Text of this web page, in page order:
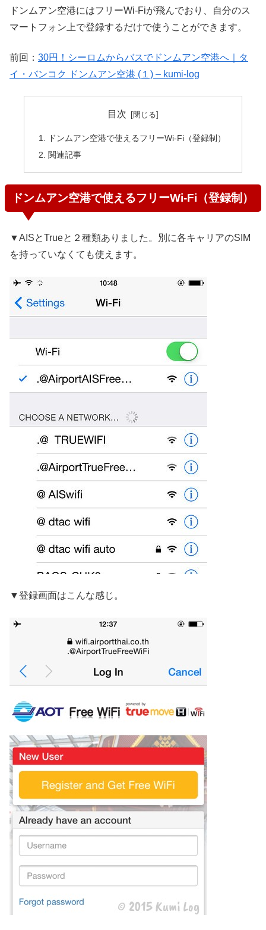
ドンムアン空港にはフリーWi-Fiが飛んでおり、自分のス
マートフォン上で登録するだけで使うことができます。
前回： 30円！シーロムからバスでドンムアン空港へ｜タ
イ・バンコク ドンムアン空港 (１) – kumi-log
目次
ドンムアン空港で使えるフリーWi-Fi（登録制）
関連記事
ドンムアン空港で使えるフリーWi-Fi（登録制）
▼AISとTrueと２種類ありました。別に各キャリアのSIM
を持っていなくても使えます。
▼登録画面はこんな感じ。